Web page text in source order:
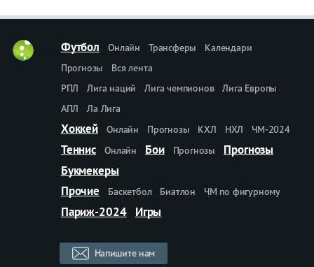
Футбол Онлайн Трансферы
Календари
Прогнозы
Вся лента
РПЛ
Лига наций Лига чемпионов
Лига Европы
АПЛ
Ла Лига
Хоккей Онлайн Прогнозы КХЛ НХЛ ЧМ-2024
Теннис Онлайн Бои Прогнозы
Прогнозы
Букмекеры
Прочие
Баскетбол Биатлон ЧМ по фигурному
Париж-2024 Игры
Напишите нам